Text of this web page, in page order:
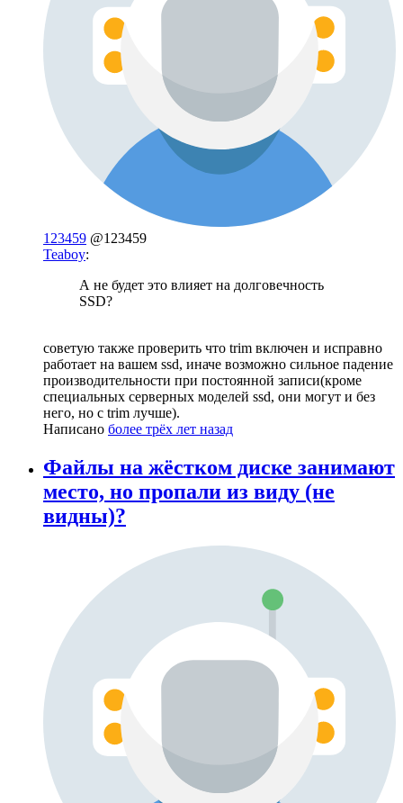
123459 @123459
Teaboy:
А не будет это влияет на долговечность
SSD?
советую также проверить что trim включен и исправно
работает на вашем ssd, иначе возможно сильное падение
производительности при постоянной записи(кроме
специальных серверных моделей ssd, они могут и без
него, но с trim лучше).
Написано более трёх лет назад
Файлы на жёстком диске занимают
место, но пропали из виду (не
видны)?